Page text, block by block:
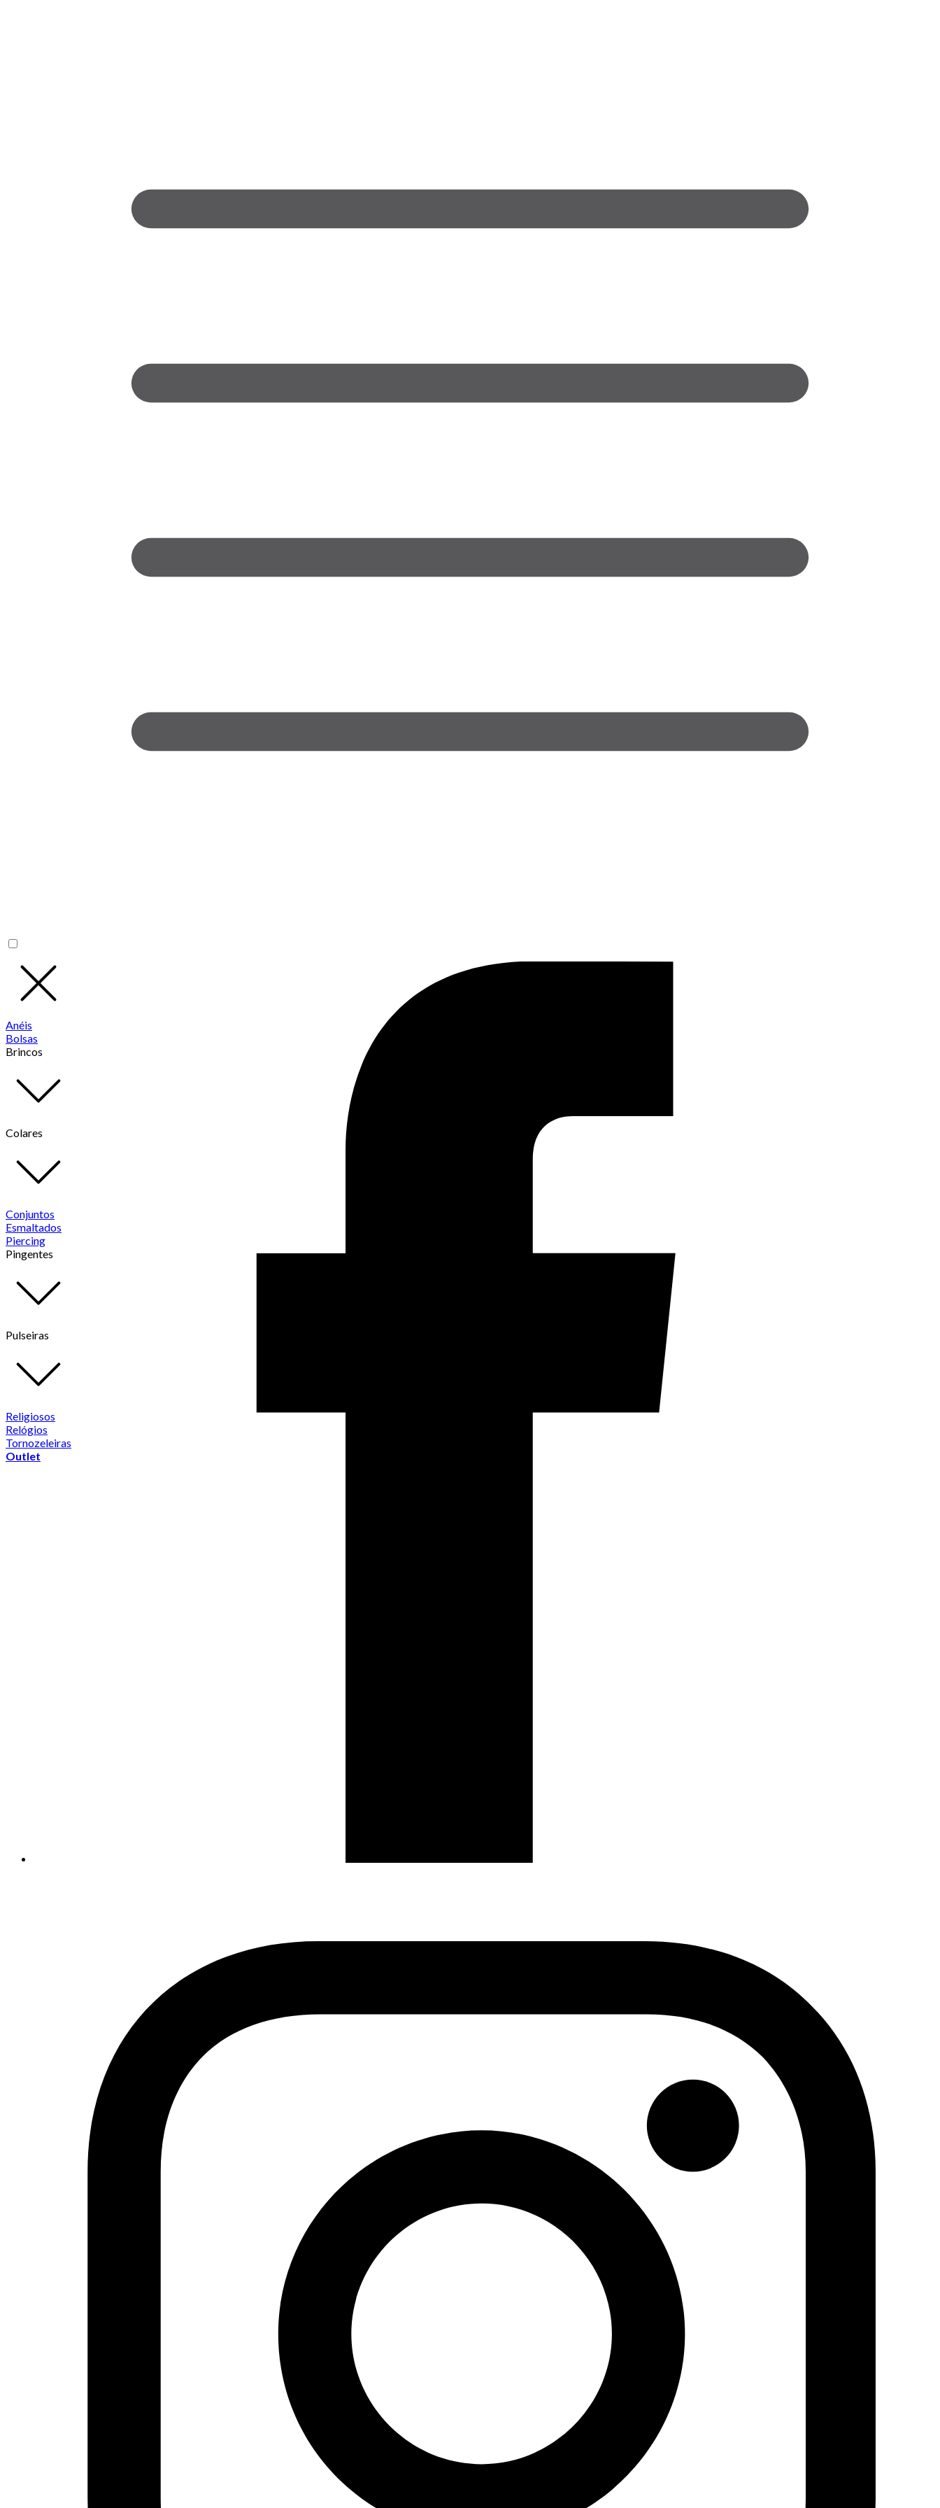
Anéis
Bolsas
Brincos
Colares
Conjuntos
Esmaltados
Piercing
Pingentes
Pulseiras
Religiosos
Relógios
Tornozeleiras
Outlet